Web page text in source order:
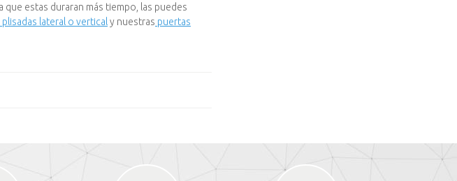
estas duraran más tiempo, las puedes
lateral o vertical y nuestras puertas